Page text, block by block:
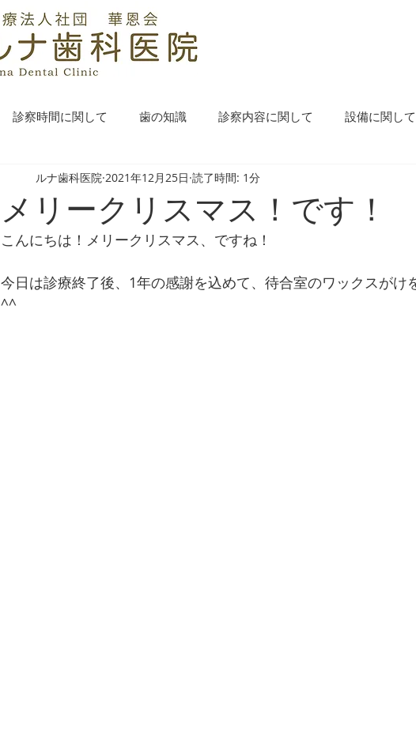
診察時間に関して 歯の知識 診察内容に関して 設備に関して
メリークリスマス！です！
ルナ歯科医院 2021年12月25日 読了時間: 1分
こんにちは！メリークリスマス、ですね！
今日は診療終了後、1年の感謝を込めて、待合室のワックスがけ
^^